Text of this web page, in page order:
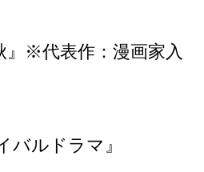
』※代表作：漫画家入
バルドラマ』